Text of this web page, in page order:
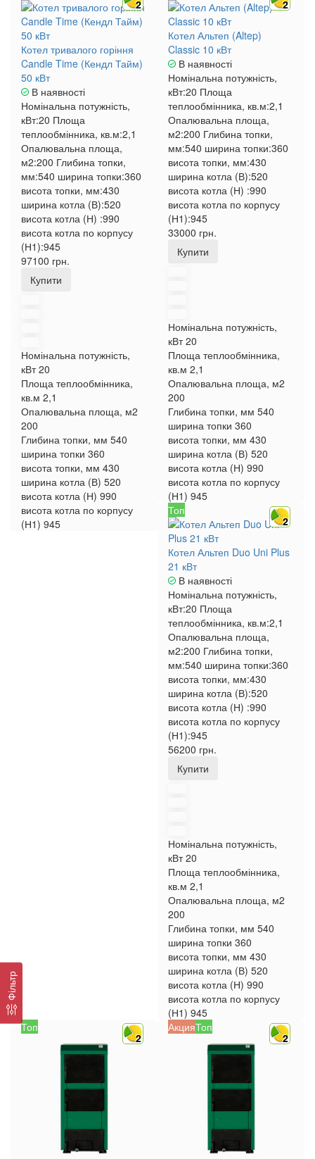
Фільтр
2
Котел тривалого горіння
Candle Time (Кендл Тайм)
50 кВт
В наявності
Номінальна потужність,
кВт:20 Площа
теплообмінника, кв.м:2,1
Опалювальна площа,
м2:200 Глибина топки,
мм:540 ширина топки:360
висота топки, мм:430
ширина котла (В):520
висота котла (Н) :990
висота котла по корпусу
(Н1):945
97100 грн.
Купити
Номінальна потужність,
кВт 20
Площа теплообмінника,
кв.м 2,1
Опалювальна площа, м2
200
Глибина топки, мм 540
ширина топки 360
висота топки, мм 430
ширина котла (В) 520
висота котла (Н) 990
висота котла по корпусу
(Н1) 945
2
Котел Альтеп (Altep)
Classic 10 кВт
В наявності
Номінальна потужність,
кВт:20 Площа
теплообмінника, кв.м:2,1
Опалювальна площа,
м2:200 Глибина топки,
мм:540 ширина топки:360
висота топки, мм:430
ширина котла (В):520
висота котла (Н) :990
висота котла по корпусу
(Н1):945
33000 грн.
Купити
Номінальна потужність,
кВт 20
Площа теплообмінника,
кв.м 2,1
Опалювальна площа, м2
200
Глибина топки, мм 540
ширина топки 360
висота топки, мм 430
ширина котла (В) 520
висота котла (Н) 990
висота котла по корпусу
(Н1) 945
2
Топ
Котел Альтеп Duo Uni Plus
21 кВт
В наявності
Номінальна потужність,
кВт:20 Площа
теплообмінника, кв.м:2,1
Опалювальна площа,
м2:200 Глибина топки,
мм:540 ширина топки:360
висота топки, мм:430
ширина котла (В):520
висота котла (Н) :990
висота котла по корпусу
(Н1):945
56200 грн.
Купити
Номінальна потужність,
кВт 20
Площа теплообмінника,
кв.м 2,1
Опалювальна площа, м2
200
Глибина топки, мм 540
ширина топки 360
висота топки, мм 430
ширина котла (В) 520
висота котла (Н) 990
висота котла по корпусу
(Н1) 945
2
Топ
2
АкцияТоп